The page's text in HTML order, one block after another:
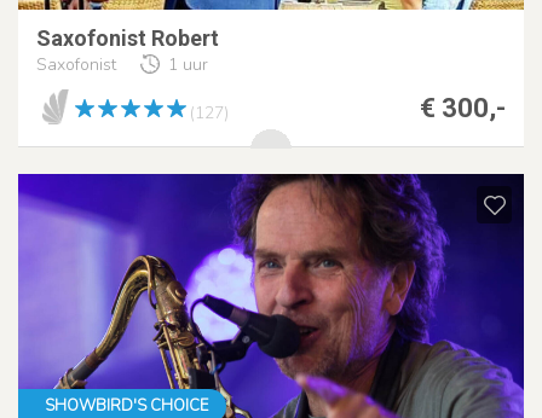
Saxofonist Robert
Saxofonist 1 uur
€ 300,-
(127)
SHOWBIRD'S CHOICE